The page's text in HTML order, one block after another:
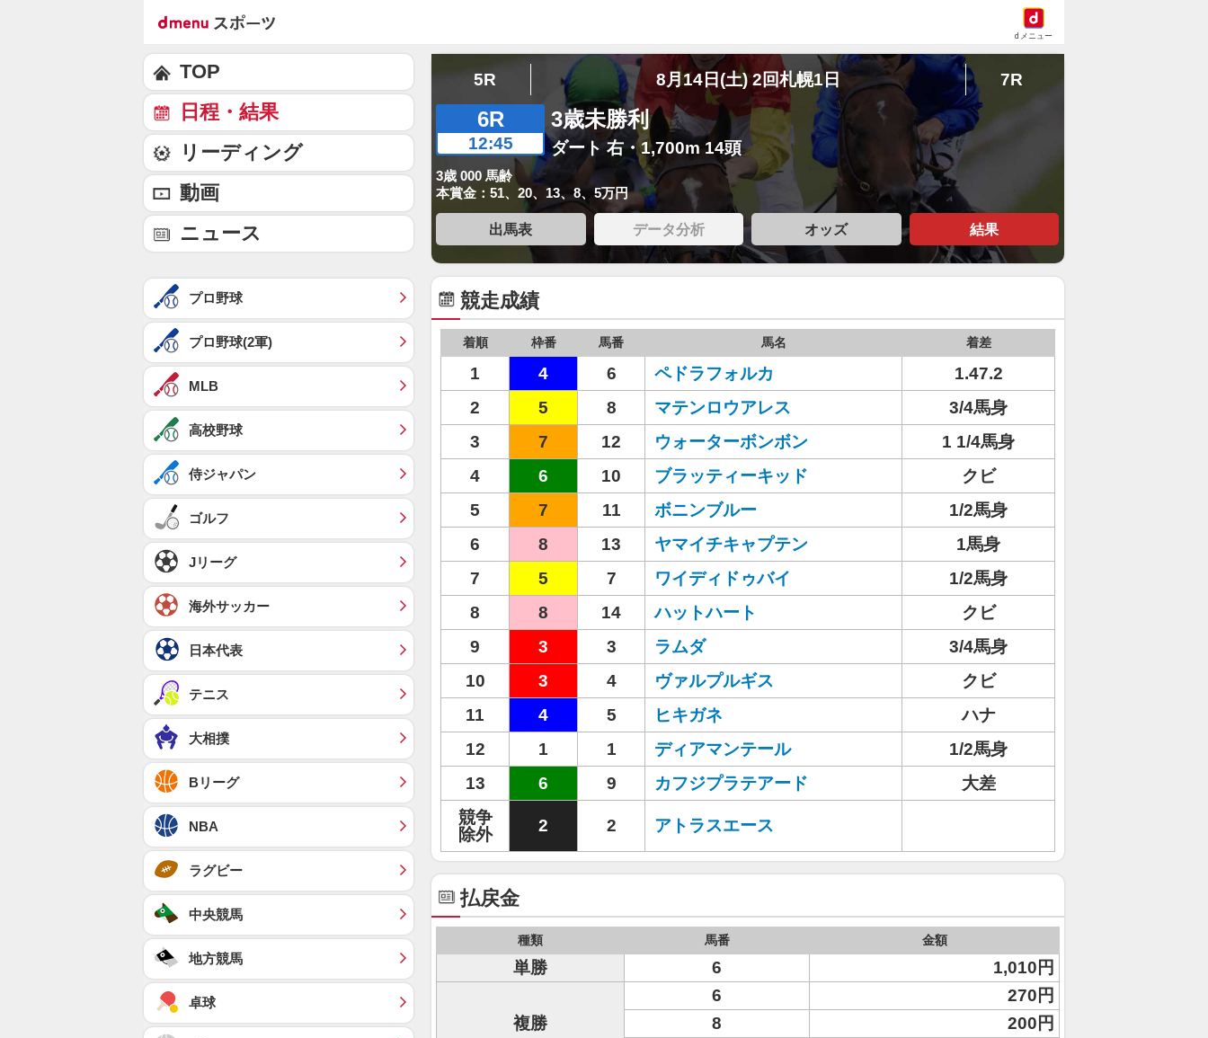
dメニュー
5R 8月14日(土) 2回札幌1日 7R
6R
12:45
3歳未勝利
ダート 右・1,700m 14頭
3歳 000 馬齢
本賞金：51、20、13、8、5万円
出馬表 データ分析 オッズ 結果
競走成績
着順 枠番 馬番 馬名 着差
1 4 6 ペドラフォルカ
1.47.2
2
5 8 マテンロウアレス
3/4馬身
3
7 12 ウォーターボンボン
1 1/4馬身
4
6 10 ブラッティーキッド
クビ
5
7 11 ボニンブルー
1/2馬身
6
8 13 ヤマイチキャプテン
1馬身
7
5 7 ワイディドゥバイ
1/2馬身
8
8 14 ハットハート
クビ
9
3 3 ラムダ
3/4馬身
10
3 4 ヴァルプルギス
クビ
11
4 5 ヒキガネ
ハナ
12
1 1 ディアマンテール
1/2馬身
13
6 9 カフジプラテアード
大差
競争
除外
2 2 アトラスエース
払戻金
種類 馬番 金額
単勝 6 1,010円
複勝
6
270円
8
200円
TOP
日程・結果
リーディング
動画
ニュース
プロ野球
プロ野球(2軍)
MLB
高校野球
侍ジャパン
ゴルフ
Jリーグ
海外サッカー
日本代表
テニス
大相撲
Bリーグ
NBA
ラグビー
中央競馬
地方競馬
卓球